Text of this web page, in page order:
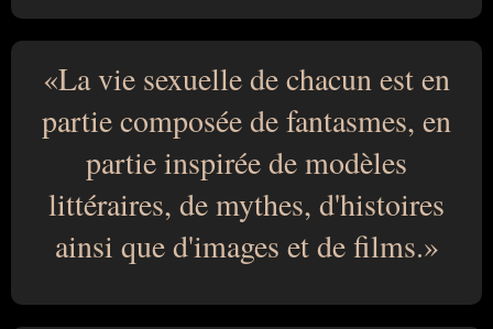
La vie sexuelle de chacun est en
partie composée de fantasmes, en
partie inspirée de modèles
littéraires, de mythes, d'histoires
ainsi que d'images et de films.